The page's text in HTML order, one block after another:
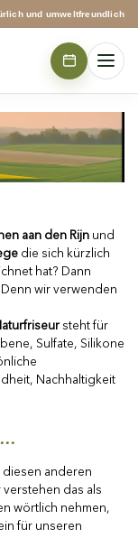
und umweltfreundlich
aan den Rijnund
die sich kürzlich
hat? Dann
wir verwenden
steht für
Sulfate, Silikone
Nachhaltigkeit
diesen anderen
das als
wörtlich nehmen,
für unseren